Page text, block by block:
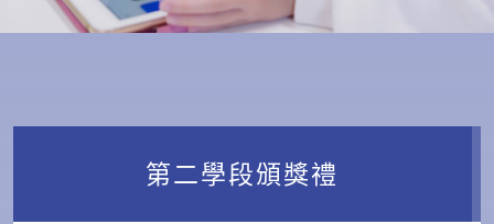
第二學段頒獎禮